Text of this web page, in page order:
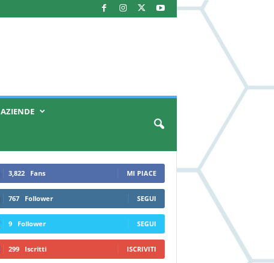
AZIENDE
3,822 Fans MI PIACE
767 Follower SEGUI
9 Follower SEGUI
299 Iscritti ISCRIVITI